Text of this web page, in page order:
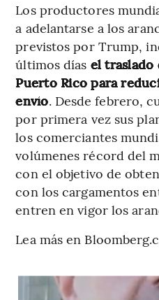
Los productores
a adelantarse a los
previstos por Trump,
últimos días el traslado
Puerto Rico para
envío. Desde febrero,
por primera vez sus
los comerciantes
volúmenes récord del
con el objetivo de
con los cargamentos
entren en vigor los
Lea más en